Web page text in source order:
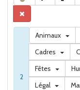
2
Animaux
Cadres
Fêtes
Légal